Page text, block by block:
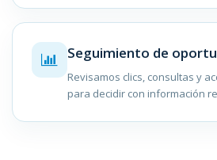
Seguimiento de
Revisamos clics, consultas y
para decidir con información